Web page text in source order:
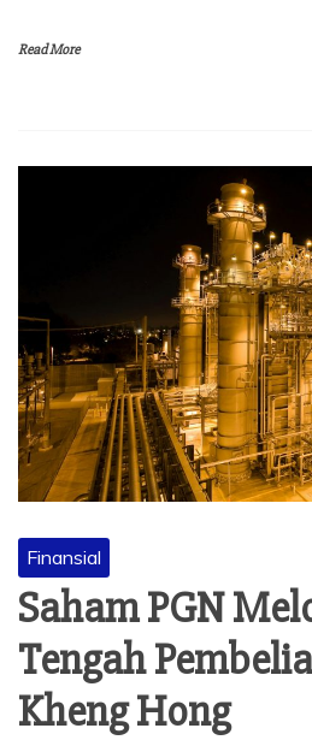
Read More
Finansial
Saham PGN
Tengah
Kheng Hong